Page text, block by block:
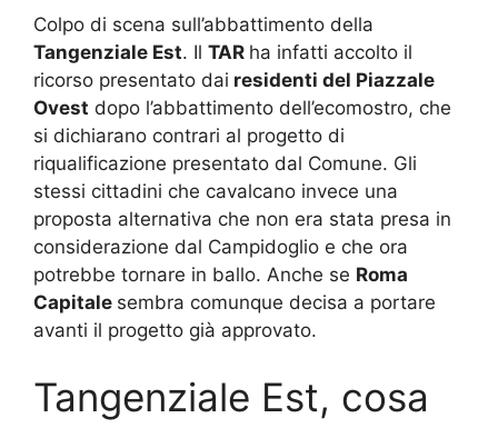
Colpo di scena sull’abbattimento della
Tangenziale Est. Il TAR ha infatti accolto il
ricorso presentato dai residenti del Piazzale
Ovest dopo l’abbattimento dell’ecomostro, che
si dichiarano contrari al progetto di
riqualificazione presentato dal Comune. Gli
stessi cittadini che cavalcano invece una
proposta alternativa che non era stata presa in
considerazione dal Campidoglio e che ora
potrebbe tornare in ballo. Anche se Roma
Capitale sembra comunque decisa a portare
avanti il progetto già approvato.
Tangenziale Est, cosa